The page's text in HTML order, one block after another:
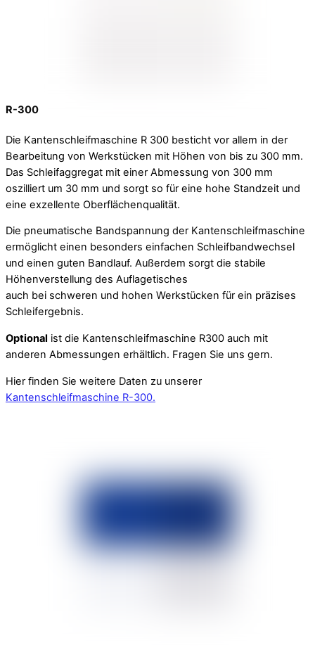
R-300
Die Kantenschleifmaschine R 300 besticht vor allem in der
Bearbeitung von Werkstücken mit Höhen von bis zu 300 mm.
Das Schleifaggregat mit einer Abmessung von 300 mm
oszilliert um 30 mm und sorgt so für eine hohe Standzeit und
eine exzellente Oberflächenqualität.
Die pneumatische Bandspannung der Kantenschleifmaschine
ermöglicht einen besonders einfachen Schleifbandwechsel
und einen guten Bandlauf. Außerdem sorgt die stabile
Höhenverstellung des Auflagetisches
auch bei schweren und hohen Werkstücken für ein präzises
Schleifergebnis.
Optional ist die Kantenschleifmaschine R300 auch mit
anderen Abmessungen erhältlich. Fragen Sie uns gern.
Hier finden Sie weitere Daten zu unserer
Kantenschleifmaschine R-300.